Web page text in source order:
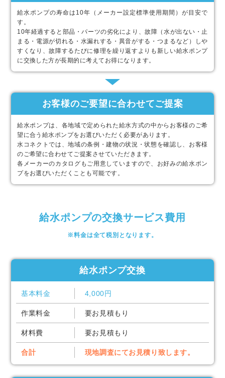
給水ポンプの寿命は10年（メーカー設定標準使用期間）が目安で
す。
10年経過すると部品・パーツの劣化により、故障（水が出ない・止
まる・電源が切れる・水漏れする・異音がする・つまるなど）しや
すくなり、故障するたびに修理を繰り返すよりも新しい給水ポンプ
に交換した方が長期的に考えてお得になります。
お客様のご要望に合わせてご提案
給水ポンプは、各地域で定められた給水方式の中からお客様のご希
望に合う給水ポンプをお選びいただく必要があります。
水コネクトでは、地域の条例・建物の状況・状態を確認し、お客様
のご希望に合わせてご提案させていただきます。
各メーカーのカタログもご用意していますので、お好みの給水ポン
プをお選びいただくことも可能です。
給水ポンプの交換サービス費用
※料金は全て税別となります。
給水ポンプ交換
基本料金 4,000円
作業料金 要お見積もり
材料費 要お見積もり
合計 現地調査にてお見積り致します。